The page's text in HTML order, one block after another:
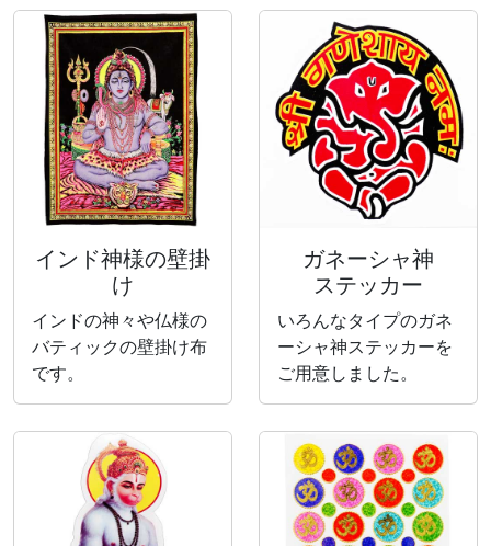
インド神様の壁掛
け
インドの神々や仏様の
バティックの壁掛け布
です。
ガネーシャ神
ステッカー
いろんなタイプのガネ
ーシャ神ステッカーを
ご用意しました。